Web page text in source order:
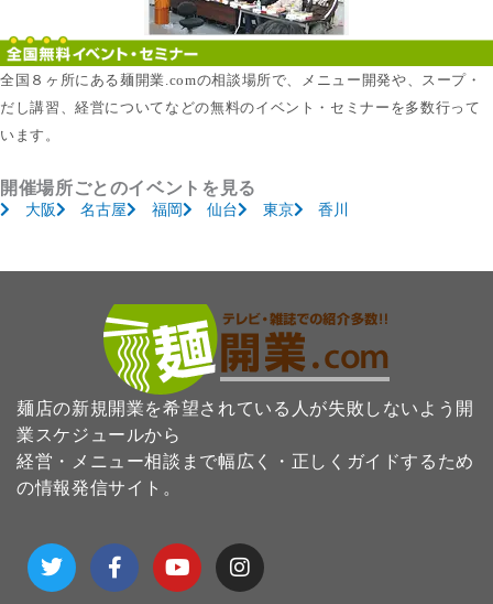
全国８ヶ所にある麺開業.comの相談場所で、メニュー開発や、スープ・
だし講習、経営についてなどの無料のイベント・セミナーを多数行って
います。
開催場所ごとのイベントを見る
大阪 名古屋 福岡 仙台 東京 香川
麺店の新規開業を希望されている人が失敗しないよう開
業スケジュールから
経営・メニュー相談まで幅広く・正しくガイドするため
の情報発信サイト。
T
w
i
F
a
c
Y
o
u
I
n
s